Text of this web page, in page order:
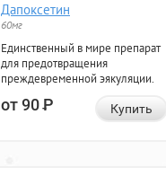
Дапоксетин
60мг
Единственный в мире препарат
для предотвращения
преждевременной эякуляции.
от 90Р Купить